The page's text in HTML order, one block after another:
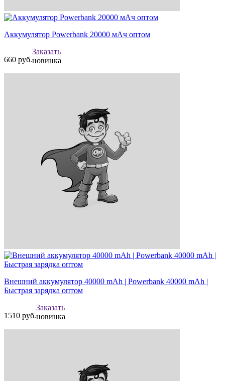
Аккумулятор Powerbank 20000 мАч оптом
660 руб.
Заказать
новинка
Внешний аккумулятор 40000 mAh | Powerbank 40000 mAh |
Быстрая зарядка оптом
1510 руб.
Заказать
новинка